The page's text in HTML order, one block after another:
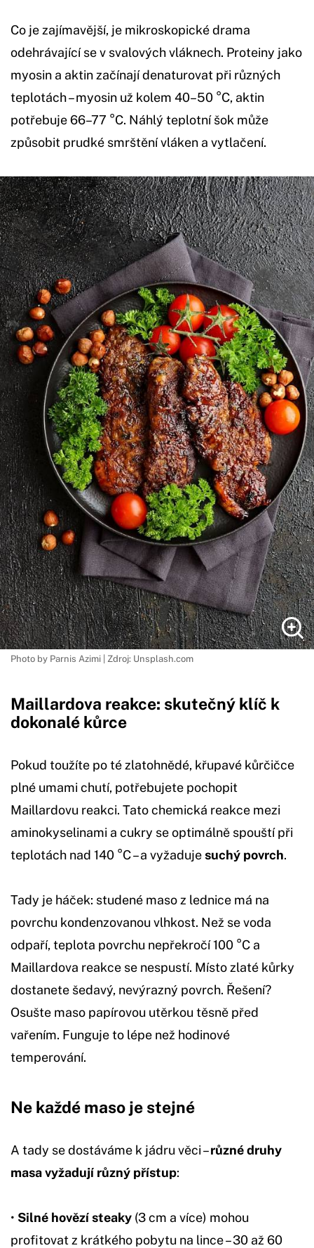
Co je zajímavější, je mikroskopické drama
odehrávající se v svalových vláknech. Proteiny jako
myosin a aktin začínají denaturovat při různých
teplotách – myosin už kolem 40–50 °C, aktin
potřebuje 66–77 °C. Náhlý teplotní šok může
způsobit prudké smrštění vláken a vytlačení.
Photo by Parnis Azimi | Zdroj: Unsplash.com
Maillardova reakce: skutečný klíč k
dokonalé kůrce
Pokud toužíte po té zlatohnědé, křupavé kůrčičce
plné umami chutí, potřebujete pochopit
Maillardovu reakci. Tato chemická reakce mezi
aminokyselinami a cukry se optimálně spouští při
teplotách nad 140 °C – a vyžadujesuchý povrch.
Tady je háček: studené maso z lednice má na
povrchu kondenzovanou vlhkost. Než se voda
odpaří, teplota povrchu nepřekročí 100 °C a
Maillardova reakce se nespustí. Místo zlaté kůrky
dostanete šedavý, nevýrazný povrch. Řešení?
Osušte maso papírovou utěrkou těsně před
vařením. Funguje to lépe než hodinové
temperování.
Ne každé maso je stejné
A tady se dostáváme k jádru věci –různé druhy
masa vyžadují různý přístup:
• Silné hovězí steaky (3 cm a více) mohou
profitovat z krátkého pobytu na lince – 30 až 60